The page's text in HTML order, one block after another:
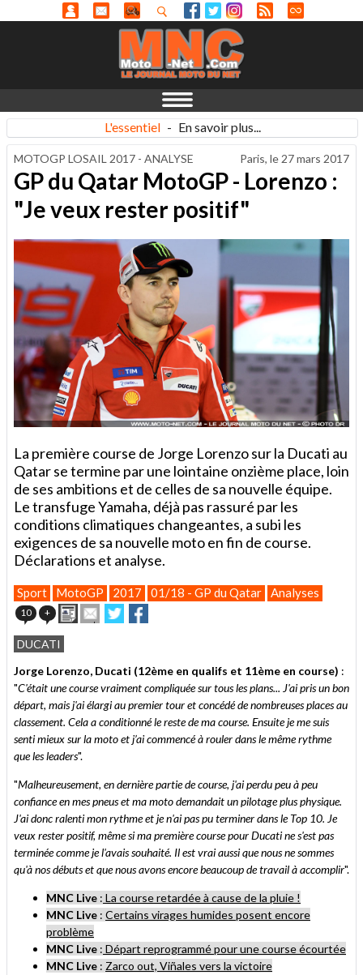
L'essentiel - En savoir plus...
MOTOGP LOSAIL 2017 - ANALYSE Paris, le 27 mars 2017
GP du Qatar MotoGP - Lorenzo :
"Je veux rester positif"
La première course de Jorge Lorenzo sur la Ducati au
Qatar se termine par une lointaine onzième place, loin
de ses ambitions et de celles de sa nouvelle équipe.
Le transfuge Yamaha, déjà pas rassuré par les
conditions climatiques changeantes, a subi les
exigences de sa nouvelle moto en fin de course.
Déclarations et analyse.
Sport MotoGP 2017 01/18 - GP du Qatar Analyses
10 + ImprimerEnvoyer
cet
ami
Partager
sur
sur
DUCATI
Jorge Lorenzo, Ducati (12ème en qualifs et 11ème en course) :
"C'était une course vraiment compliquée sur tous les plans... J'ai pris un bon
départ, mais j'ai élargi au premier tour et concédé de nombreuses places au
classement. Cela a conditionné le reste de ma course. Ensuite je me suis
senti mieux sur la moto et j’ai commencé à rouler dans le même rythme
que les leaders".
"Malheureusement, en dernière partie de course, j'ai perdu peu à peu
confiance en mes pneus et ma moto demandait un pilotage plus physique.
J'ai donc ralenti mon rythme et je n'ai pas pu terminer dans le Top 10. Je
veux rester positif, même si ma première course pour Ducati ne s'est pas
terminée comme je l'avais souhaité. Il est vrai aussi que nous ne sommes
qu'à nos débuts et que nous avons encore beaucoup de travail à accomplir".
MNC Live : La course retardée à cause de la pluie !
MNC Live : Certains virages humides posent encore
problème
MNC Live : Départ reprogrammé pour une course écourtée
MNC Live : Zarco out, Viñales vers la victoire